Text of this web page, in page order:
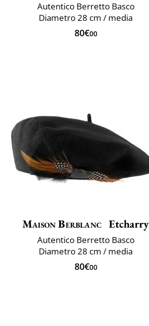
Autentico Berretto Basco
Diametro 28 cm / media
80€00
Maison Berblanc Etcharry
Autentico Berretto Basco
Diametro 28 cm / media
80€00